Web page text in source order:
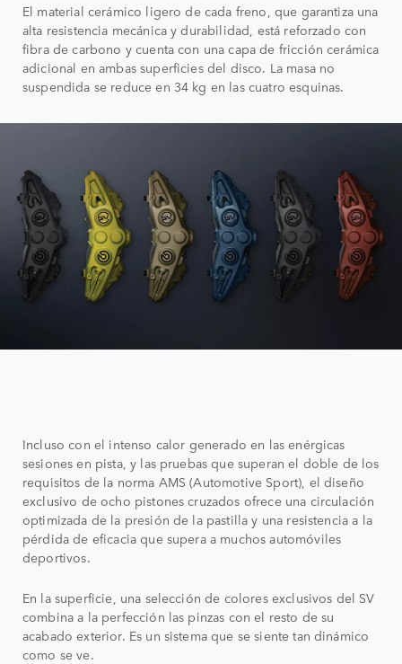
El material cerámico ligero de cada freno, que garantiza una
alta resistencia mecánica y durabilidad, está reforzado con
fibra de carbono y cuenta con una capa de fricción cerámica
adicional en ambas superficies del disco. La masa no
suspendida se reduce en 34 kg en las cuatro esquinas.
Incluso con el intenso calor generado en las enérgicas
sesiones en pista, y las pruebas que superan el doble de los
requisitos de la norma AMS (Automotive Sport), el diseño
exclusivo de ocho pistones cruzados ofrece una circulación
optimizada de la presión de la pastilla y una resistencia a la
pérdida de eficacia que supera a muchos automóviles
deportivos.
En la superficie, una selección de colores exclusivos del SV
combina a la perfección las pinzas con el resto de su
acabado exterior. Es un sistema que se siente tan dinámico
como se ve.